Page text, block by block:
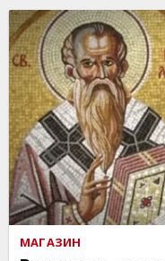
МАГАЗИН